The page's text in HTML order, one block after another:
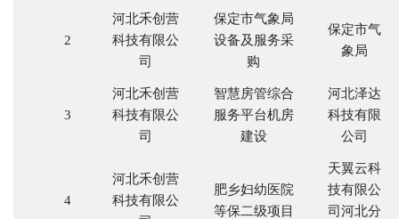
2
河北禾创营
科技有限公
司
保定市气象局
设备及服务采
购
保定市气
象局
3
河北禾创营
科技有限公
司
智慧房管综合
服务平台机房
建设
河北泽达
科技有限
公司
4
河北禾创营
科技有限公
肥乡妇幼医院
等保二级项目
天翼云科
技有限公
司河北分